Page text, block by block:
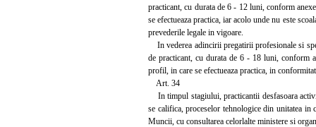
practicant, cu durata de 6 - 12 luni, conform
se efectueaza practica, iar acolo unde nu este
prevederile legale in vigoare.
In vederea adincirii pregatirii profesionale si
de practicant, cu durata de 6 - 18 luni, conform
profil, in care se efectueaza practica, in
Art. 34
In timpul stagiului, practicantii desfasoara
se califica, proceselor tehnologice din unitatea
Muncii, cu consultarea celorlalte ministere si